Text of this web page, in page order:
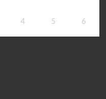
4 5 6